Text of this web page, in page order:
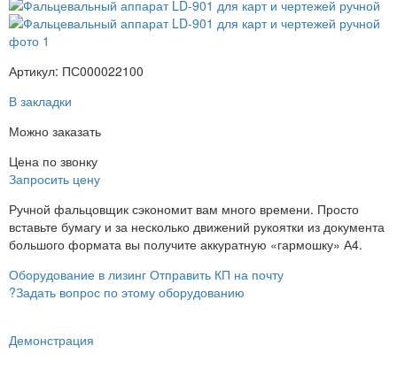
Артикул: ПС000022100
В закладки
Можно заказать
Цена по звонку
Запросить цену
Ручной фальцовщик сэкономит вам много времени. Просто
вставьте бумагу и за несколько движений рукоятки из документа
большого формата вы получите аккуратную «гармошку» А4.
Оборудование в лизинг Отправить КП на почту
?Задать вопрос по этому оборудованию
Демонстрация